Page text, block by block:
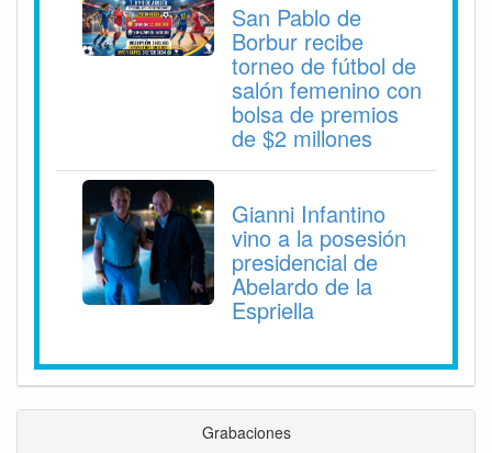
San Pablo de
Borbur recibe
torneo de fútbol de
salón femenino con
bolsa de premios
de $2 millones
Gianni Infantino
vino a la posesión
presidencial de
Abelardo de la
Espriella
Grabaciones